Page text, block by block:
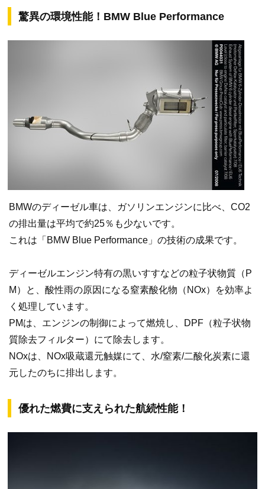
驚異の環境性能！BMW Blue Performance
BMWのディーゼル車は、ガソリンエンジンに比べ、CO2
の排出量は平均で約25％も少ないです。
これは「BMW Blue Performance」の技術の成果です。
ディーゼルエンジン特有の黒いすすなどの粒子状物質（P
M）と、酸性雨の原因になる窒素酸化物（NOx）を効率よ
く処理しています。
PMは、エンジンの制御によって燃焼し、DPF（粒子状物
質除去フィルター）にて除去します。
NOxは、NOx吸蔵還元触媒にて、水/窒素/二酸化炭素に還
元したのちに排出します。
優れた燃費に支えられた航続性能！